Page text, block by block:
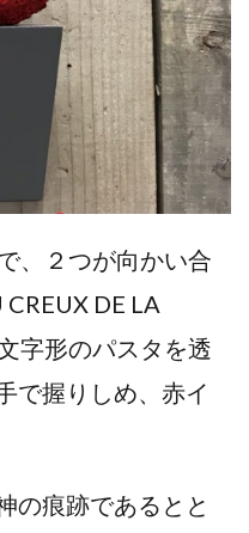
、２つが向かい合
DE LA
字形のパスタを透
で握りしめ、赤イ
の痕跡であるとと